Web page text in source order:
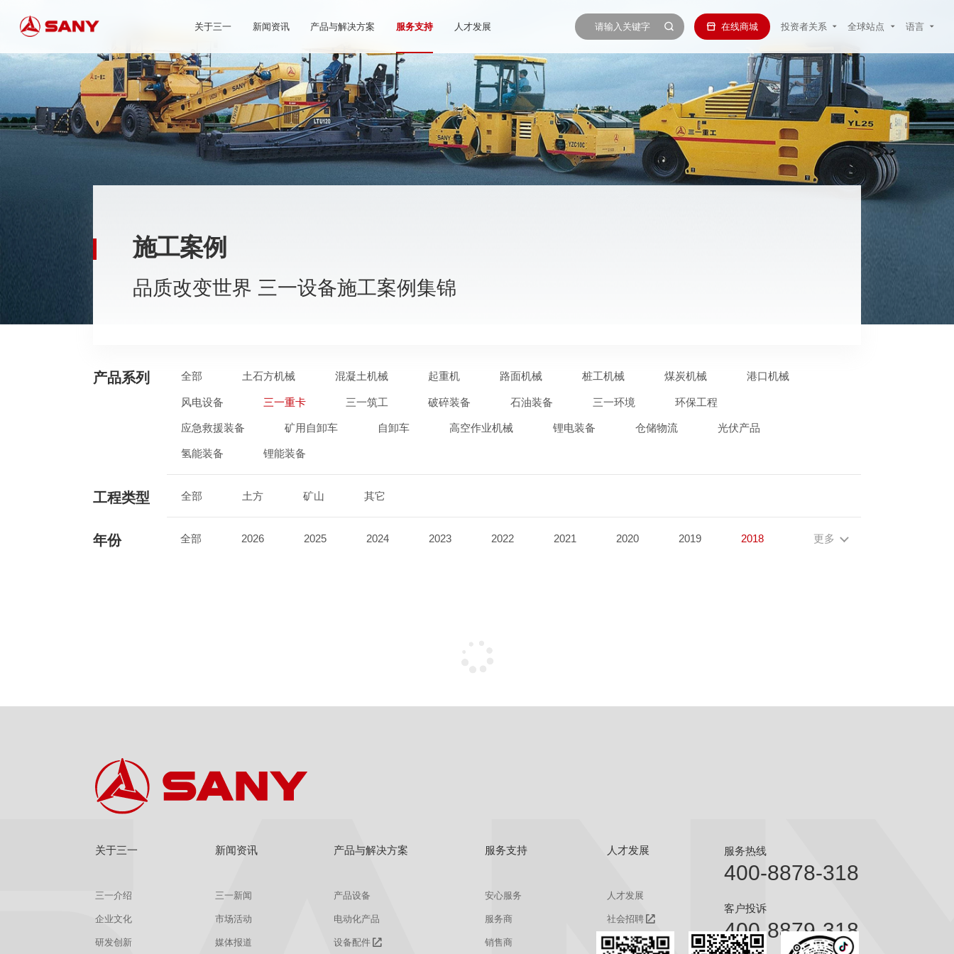
关于三一 新闻资讯 产品与解决方案 服务支持 人才发展 在线商城 投资者关系 全球站点 语言
施工案例
品质改变世界 三一设备施工案例集锦
产品系列 全部 土石方机械 混凝土机械 起重机 路面机械 桩工机械 煤炭机械 港口机械
风电设备 三一重卡 三一筑工 破碎装备 石油装备 三一环境 环保工程
应急救援装备 矿用自卸车 自卸车 高空作业机械 锂电装备 仓储物流 光伏产品
氢能装备 锂能装备
工程类型 全部 土方 矿山 其它
年份 全部 2026 2025 2024 2023 2022 2021 2020 2019 2018 更多
关于三一
三一介绍
企业文化
研发创新
新闻资讯
三一新闻
市场活动
媒体报道
产品与解决方案
产品设备
电动化产品
设备配件
服务支持
安心服务
服务商
销售商
人才发展
人才发展
社会招聘
校园招聘
服务热线
400-8878-318
客户投诉
400-8879-318